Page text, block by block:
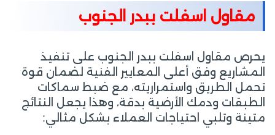
مقاول اسفلت ببدر الجنوب
يحرص مقاول اسفلت ببدر الجنوب على تنفيذ
المشاريع وفق أعلى المعايير الفنية لضمان قوة
تحمل الطريق واستمراريته، مع ضبط سماكات
الطبقات ودمك الأرضية بدقة، وهذا يجعل النتائج
متينة وتلبي احتياجات العملاء بشكل مثالي: